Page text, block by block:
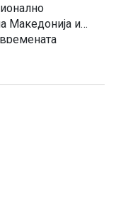
Македонија и
Хаџи
револуционер,